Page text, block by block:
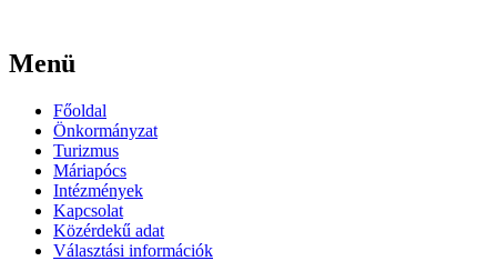
Menü
Főoldal
Önkormányzat
Turizmus
Máriapócs
Intézmények
Kapcsolat
Közérdekű adat
Választási információk